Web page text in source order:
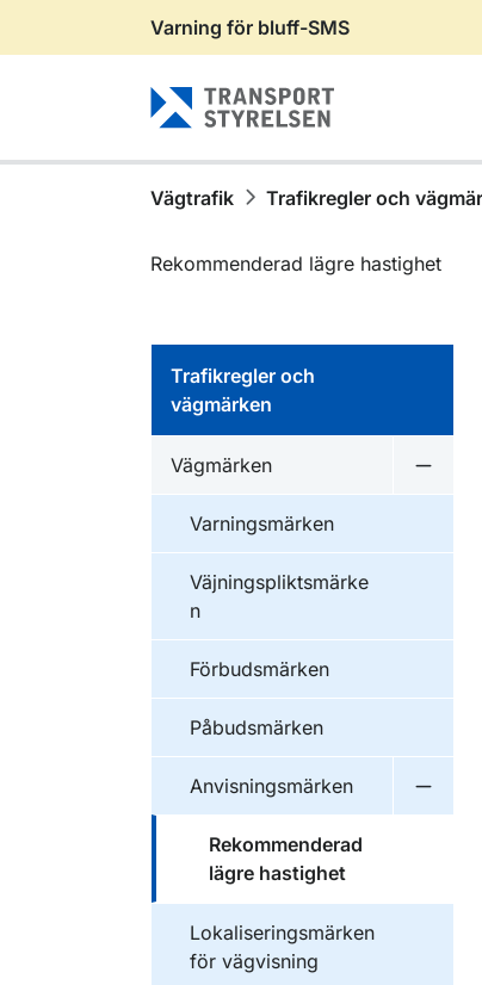
Gå till sidans innehåll
Varning för bluff-SMS
Vägtrafik Trafikregler och
Rekommenderad lägre hastighet
Trafikregler och
vägmärken
Vägmärken
Varningsmärken
Väjningspliktsmärke
n
Förbudsmärken
Påbudsmärken
Anvisningsmärken
Rekommenderad
lägre hastighet
Lokaliseringsmärken
för vägvisning